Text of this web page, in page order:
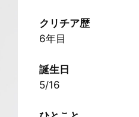
クリチア歴
6年目
誕生日
5/16